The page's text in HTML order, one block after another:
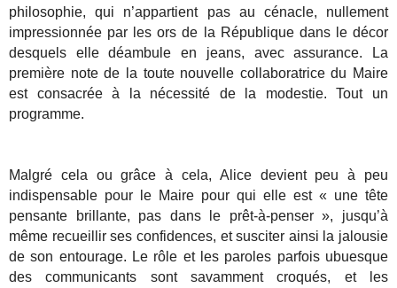
philosophie, qui n’appartient pas au cénacle, nullement
impressionnée par les ors de la République dans le décor
desquels elle déambule en jeans, avec assurance. La
première note de la toute nouvelle collaboratrice du Maire
est consacrée à la nécessité de la modestie. Tout un
programme.
Malgré cela ou grâce à cela, Alice devient peu à peu
indispensable pour le Maire pour qui elle est « une tête
pensante brillante, pas dans le prêt-à-penser », jusqu’à
même recueillir ses confidences, et susciter ainsi la jalousie
de son entourage. Le rôle et les paroles parfois ubuesque
des communicants sont savamment croqués, et les